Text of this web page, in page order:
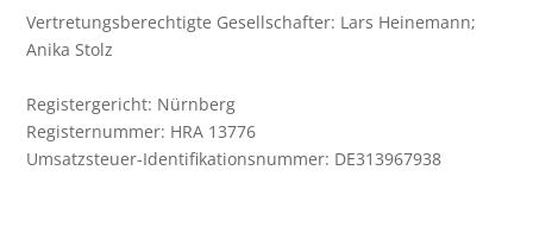
Vertretungsberechtigte Gesellschafter: Lars Heinemann;
Anika Stolz
Registergericht: Nürnberg
Registernummer: HRA 13776
Umsatzsteuer-Identifikationsnummer: DE313967938